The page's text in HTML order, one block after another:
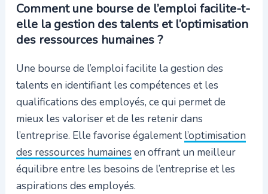
Comment une bourse de l’emploi facilite-t-
elle la gestion des talents et l’optimisation
des ressources humaines ?
Une bourse de l’emploi facilite la gestion des
talents en identifiant les compétences et les
qualifications des employés, ce qui permet de
mieux les valoriser et de les retenir dans
l’entreprise. Elle favorise égalementl’optimisation
des ressources humaines en offrant un meilleur
équilibre entre les besoins de l’entreprise et les
aspirations des employés.